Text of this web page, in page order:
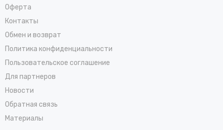
Оферта
Контакты
Обмен и возврат
Политика конфиденциальности
Пользовательское соглашение
Для партнеров
Новости
Обратная связь
Материалы